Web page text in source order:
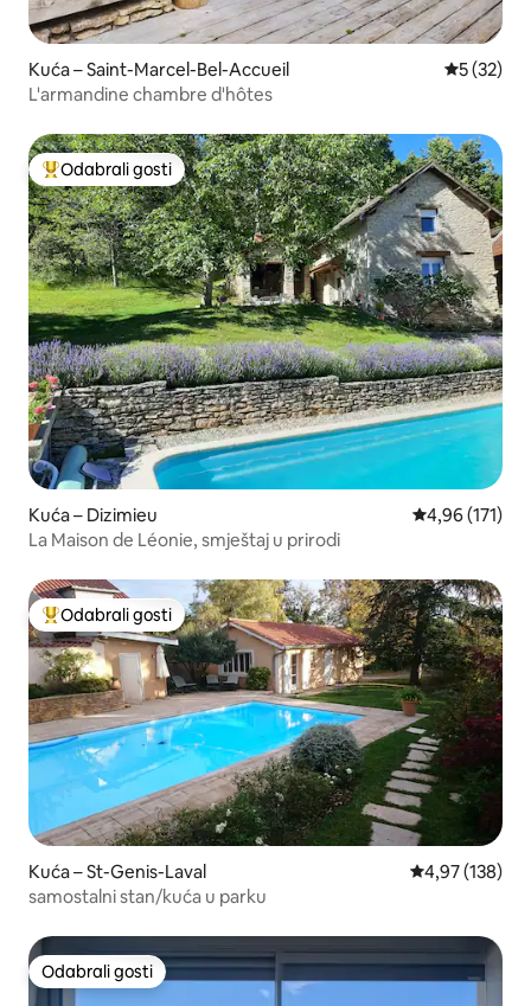
Kuća – Saint-Marcel-Bel-Accueil Prosječna
5 (32)
L'armandine chambre d'hôtes
Među najviše rangiranima s oznakom „Odabrali gosti”
Odabrali gosti
Kuća – Dizimieu Prosječna
4,96 (171)
La Maison de Léonie, smještaj u prirodi
Među najviše rangiranima s oznakom „Odabrali gosti”
Odabrali gosti
Kuća – St-Genis-Laval Prosječna
4,97 (138)
samostalni stan/kuća u parku
Odabrali gosti
Odabrali gosti